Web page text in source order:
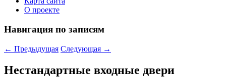
О проекте
Навигация по записям
← Предыдущая Следующая →
Нестандартные входные двери